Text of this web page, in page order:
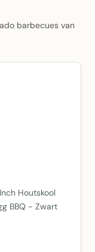
barbecues van
Houtskool
BBQ - Zwart